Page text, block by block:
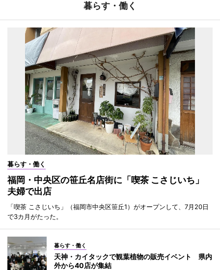
暮らす・働く
暮らす・働く
福岡・中央区の笹丘名店街に「喫茶 こさじいち」
夫婦で出店
「喫茶 こさじいち」（福岡市中央区笹丘1）がオープンして、7月20日
で3カ月がたった。
暮らす・働く
天神・カイタックで観葉植物の販売イベント 県内
外から40店が集結